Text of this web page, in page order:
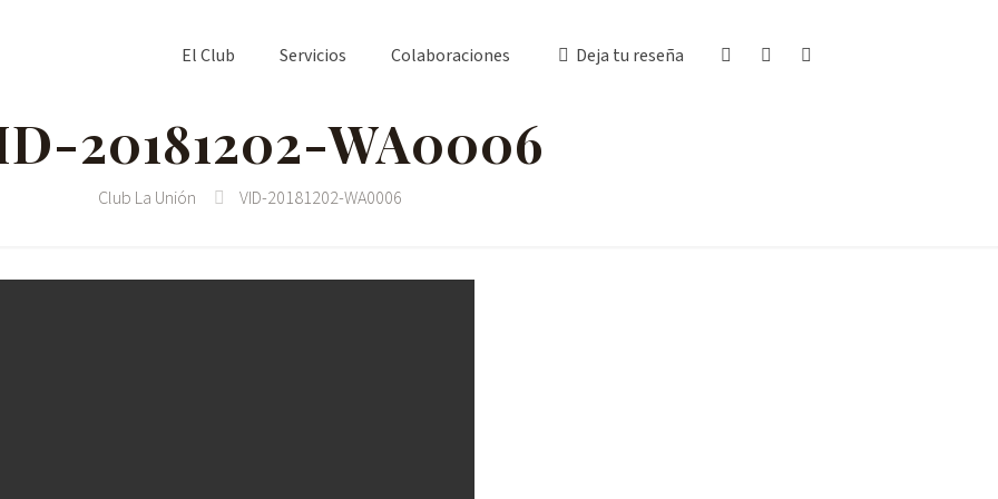
El Club Servicios Colaboraciones Deja tu reseña
20181202-WA0006
Club La Unión VID-20181202-WA0006